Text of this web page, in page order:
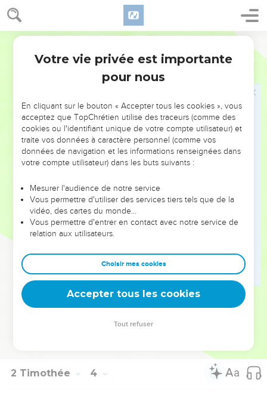
2 Timothée 3
10 Mais pour toi, tu as pleinement compris ma doctrine, ma
conduite, mon intention, ma foi, ma douceur, ma charité, ma
Et tu [sais] les persécutions et les afflictions qui me sont
arrivées à Antioche, à Iconie, et à Lystre, quelles
Seigneur m'a délivré de toutes.
Or tous ceux aussi qui veulent vivre selon la piété en
Jésus-Christ, souffriront persécution.
Mais les hommes méchants et séducteurs iront en
Mais toi, demeure ferme dans les choses que tu as
apprises, et qui t'ont été confiées, sachant de qui tu les as
apprises ;
15
saintes Lettres, qui te peuvent rendre sage à salut, par la foi
en Jésus-Christ.
Toute l'Ecriture est divinement inspirée, et utile pour
enseigner, pour convaincre, pour corriger, et pour instruire
2 Timothée 4
Votre vie privée est importante
pour nous
En cliquant sur le bouton « Accepter tous les cookies », vous
acceptez que TopChrétien utilise des traceurs (comme des
cookies ou l'identifiant unique de votre compte utilisateur) et
traite vos données à caractère personnel (comme vos
données de navigation et les informations renseignées dans
votre compte utilisateur) dans les buts suivants :
Mesurer l'audience de notre service
Vous permettre d'utiliser des services tiers tels que de la
vidéo, des cartes du monde…
Vous permettre d'entrer en contact avec notre service de
relation aux utilisateurs.
Choisir mes cookies
Accepter tous les cookies
Tout refuser